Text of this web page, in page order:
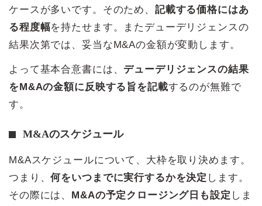
ケースが多いです。そのため、 記載する価格にはあ
る程度幅を持たせます。またデューデリジェンスの
結果次第では、妥当なM&Aの金額が変動します。
よって基本合意書には、 デューデリジェンスの結果
をM&Aの金額に反映する旨を記載するのが無難で
す。
M&Aのスケジュール
M&Aスケジュールについて、大枠を取り決めます。
つまり、何をいつまでに実行するかを決定 します。
その際には、 M&Aの予定クロージング日も設定 しま